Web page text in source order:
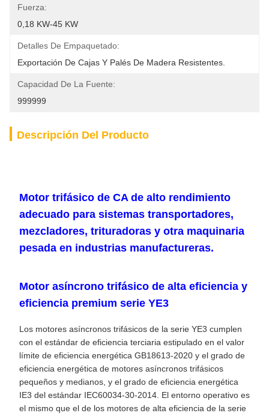
Fuerza:
0,18 KW-45 KW
Detalles De Empaquetado:
Exportación De Cajas Y Palés De Madera Resistentes.
Capacidad De La Fuente:
999999
Descripción Del Producto
Motor trifásico de CA de alto rendimiento
adecuado para sistemas transportadores,
mezcladores, trituradoras y otra maquinaria
pesada en industrias manufactureras.
Motor asíncrono trifásico de alta eficiencia y
eficiencia premium serie YE3
Los motores asíncronos trifásicos de la serie YE3 cumplen
con el estándar de eficiencia terciaria estipulado en el valor
límite de eficiencia energética GB18613-2020 y el grado de
eficiencia energética de motores asíncronos trifásicos
pequeños y medianos, y el grado de eficiencia energética
IE3 del estándar IEC60034-30-2014. El entorno operativo es
el mismo que el de los motores de alta eficiencia de la serie